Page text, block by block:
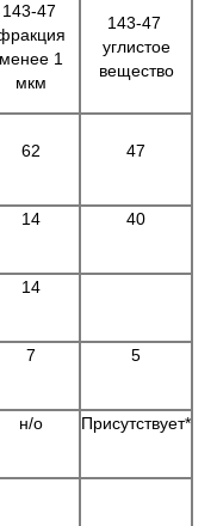
143-47
менее 1
мкм
143-47
углистое
вещество
62 47
14 40
14
7 5
н/о Присутствует*